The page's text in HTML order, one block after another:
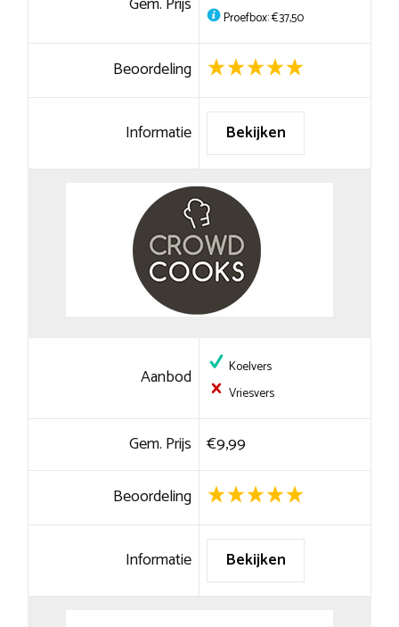
Proefbox: €37,50
Beoordeling
Informatie Bekijken
Aanbod
Koelvers
Vriesvers
Gem. Prijs €9,99
Beoordeling
Informatie Bekijken